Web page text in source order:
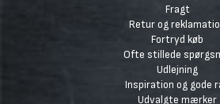
Fragt
Retur og
Fortryd køb
Ofte stillede
Udlejning
Inspiration og gode
Udvalgte mærker